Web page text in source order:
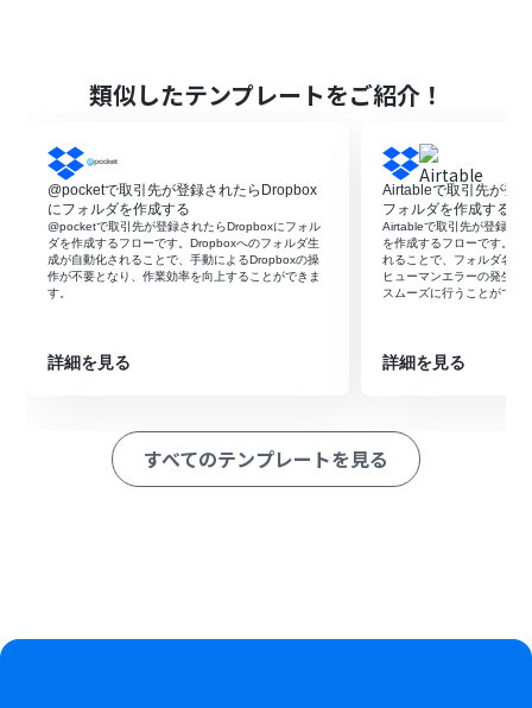
はじめに、DropboxをYoomと連携します
内でファイルが作成または更新されたら」というアクショ
ンを設定します
続いて、オペレーションでDropboxの「ファイルをダウ
ンロード」アクションを設定し、トリガーで検知したPDF
ファイルをダウンロードします
次に、オペレーションでRPA機能の「ブラウザを操作す
る」アクションを設定し、ダウンロードしたPDFファイル
プロード」アクションを設定し、変換されたBMPファイ
ペレーション」：トリガー起動後、フロー内で処理を行うアク
は、トリガーでPDFファイルがアップロードされたフォル
類似したテンプレートをご紹介！
@pocketで取引先が登録されたらDropbox
にフォルダを作成する
@pocketで取引先が登録されたらDropboxにフォル
ダを作成するフローです。Dropboxへのフォルダ生
成が自動化されることで、手動によるDropboxの操
作が不要となり、作業効率を向上することができま
す。
詳細を見る
Airtableで取引先が登
フォルダを作成する
Airtableで取引先が登録さ
を作成するフローです。フ
れることで、フォルダ名の
ヒューマンエラーの発生を
スムーズに行うことができ
詳細を見る
すべてのテンプレートを見る